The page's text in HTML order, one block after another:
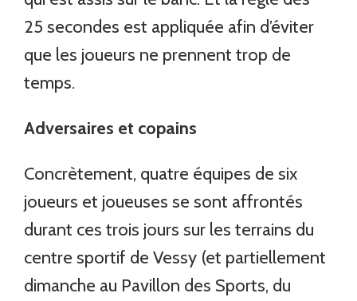
25 secondes est appliquée afin d’éviter
que les joueurs ne prennent trop de
temps.
Adversaires et copains
Concrètement, quatre équipes de six
joueurs et joueuses se sont affrontés
durant ces trois jours sur les terrains du
centre sportif de Vessy (et partiellement
dimanche au Pavillon des Sports, du